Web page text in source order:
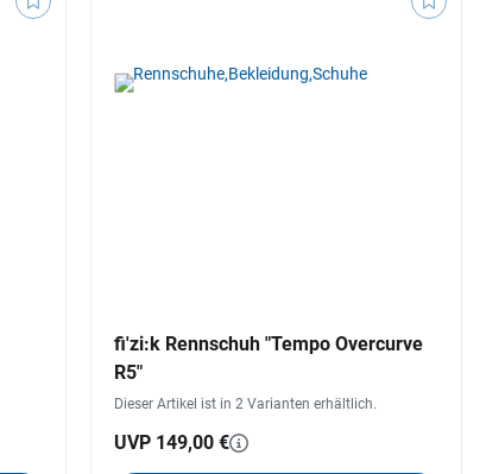
fi'zi:k Rennschuh "Tempo Overcurve
R5"
Dieser Artikel ist in 2 Varianten erhältlich.
UVP 149,00 €